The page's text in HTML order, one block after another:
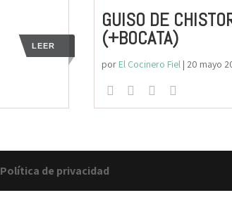
LEER
GUISO DE
(+BOCATA)
por El Cocinero Fiel| 20 mayo
Política de privacidad